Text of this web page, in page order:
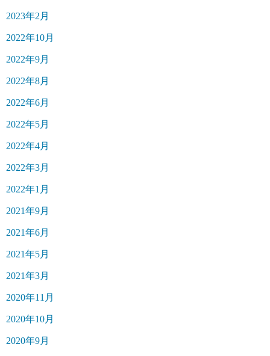
2023年2月
2022年10月
2022年9月
2022年8月
2022年6月
2022年5月
2022年4月
2022年3月
2022年1月
2021年9月
2021年6月
2021年5月
2021年3月
2020年11月
2020年10月
2020年9月